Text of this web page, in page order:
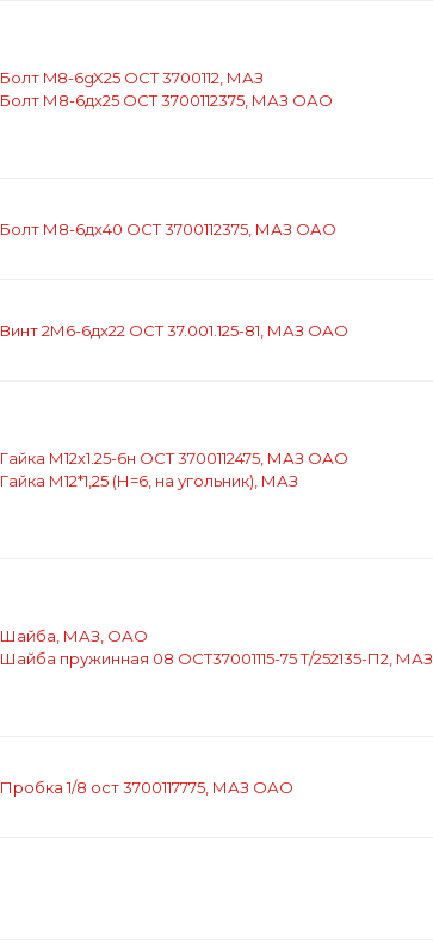
Болт M8-6gX25 OCT 3700112, МАЗ
Болт М8-6дх25 ОСТ 3700112375, МАЗ ОАО
Болт М8-6дх40 ОСТ 3700112375, МАЗ ОАО
Винт 2М6-6дх22 ОСТ 37.001.125-81, МАЗ ОАО
Гайка М12х1.25-6н ОСТ 3700112475, МАЗ ОАО
Гайка М12*1,25 (Н=6, на угольник), МАЗ
Шайба, МАЗ, ОАО
Шайба пружинная 08 ОСТ37001115-75 Т/252135-П2, МАЗ
Пробка 1/8 ост 3700117775, МАЗ ОАО